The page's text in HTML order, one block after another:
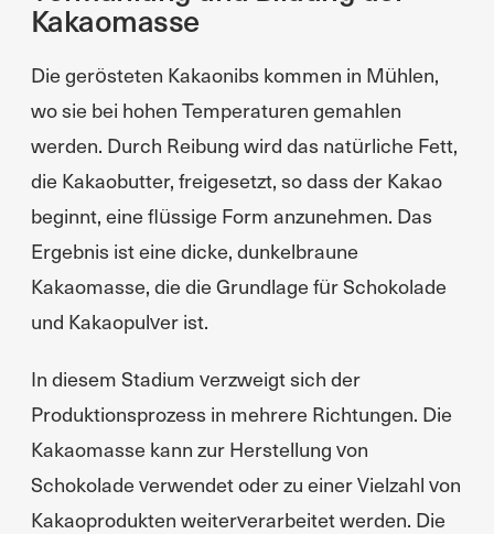
Kakaomasse
Die gerösteten Kakaonibs kommen in Mühlen,
wo sie bei hohen Temperaturen gemahlen
werden. Durch Reibung wird das natürliche Fett,
die Kakaobutter, freigesetzt, so dass der Kakao
beginnt, eine flüssige Form anzunehmen. Das
Ergebnis ist eine dicke, dunkelbraune
Kakaomasse, die die Grundlage für Schokolade
und Kakaopulver ist.
In diesem Stadium verzweigt sich der
Produktionsprozess in mehrere Richtungen. Die
Kakaomasse kann zur Herstellung von
Schokolade verwendet oder zu einer Vielzahl von
Kakaoprodukten weiterverarbeitet werden. Die